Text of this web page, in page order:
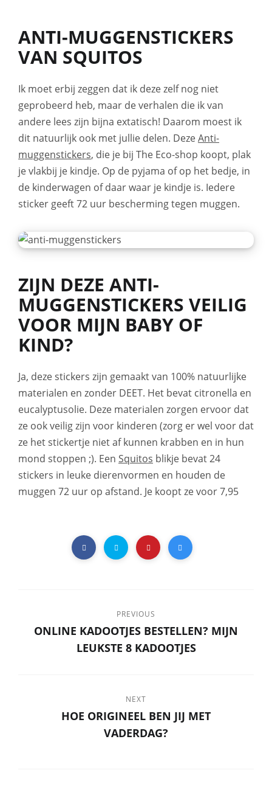
ANTI-MUGGENSTICKERS
VAN SQUITOS
Ik moet erbij zeggen dat ik deze zelf nog niet
geprobeerd heb, maar de verhalen die ik van
andere lees zijn bijna extatisch! Daarom moest ik
dit natuurlijk ook met jullie delen. DezeAnti-
muggenstickers, die je bij The Eco-shop koopt, plak
je vlakbij je kindje. Op de pyjama of op het bedje, in
de kinderwagen of daar waar je kindje is. Iedere
sticker geeft 72 uur bescherming tegen muggen.
ZIJN DEZE ANTI-
MUGGENSTICKERS VEILIG
VOOR MIJN BABY OF
KIND?
Ja, deze stickers zijn gemaakt van 100% natuurlijke
materialen en zonder DEET. Het bevat citronella en
eucalyptusolie. Deze materialen zorgen ervoor dat
ze ook veilig zijn voor kinderen (zorg er wel voor dat
ze het stickertje niet af kunnen krabben en in hun
mond stoppen ;). Een Squitos blikje bevat 24
stickers in leuke dierenvormen en houden de
muggen 72 uur op afstand. Je koopt ze voor 7,95
PREVIOUS
ONLINE KADOOTJES BESTELLEN? MIJN
LEUKSTE 8 KADOOTJES
NEXT
HOE ORIGINEEL BEN JIJ MET
VADERDAG?